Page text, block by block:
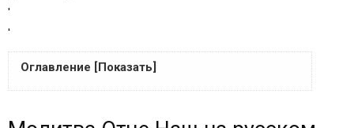
'
'
Оглавление [Показать]